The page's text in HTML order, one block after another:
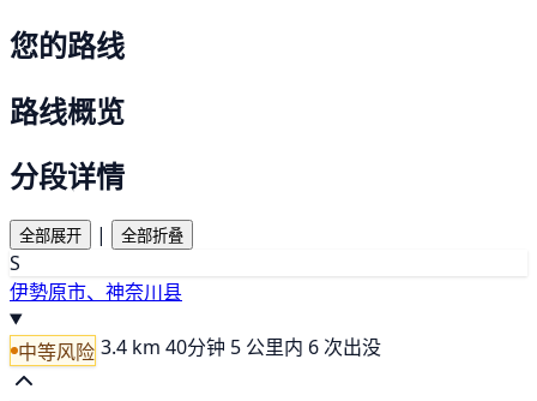
您的路线
路线概览
分段详情
全部展开 | 全部折叠
S
伊勢原市、神奈川县
中等风险 3.4 km 40分钟 5 公里内 6 次出没